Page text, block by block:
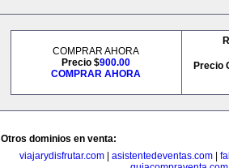
COMPRAR AHORA
Precio $900.00
COMPRAR AHORA
Precio
Otros dominios en venta:
viajarydisfrutar.com| asistentedeventas.com|